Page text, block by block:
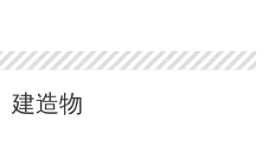
建造物